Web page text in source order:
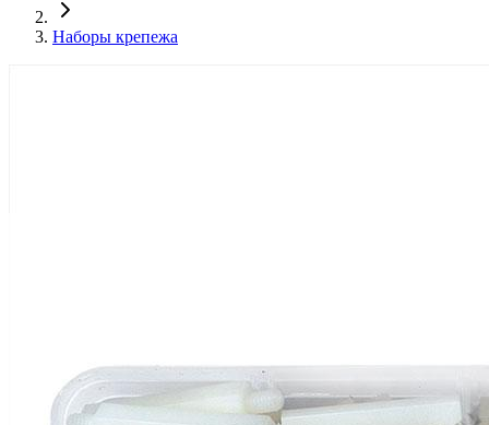
Наборы крепежа